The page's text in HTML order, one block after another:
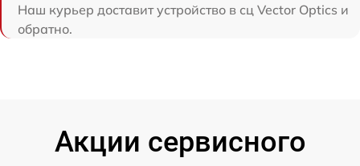
Наш курьер доставит устройство в сц Vector Optics и
обратно.
Акции сервисного